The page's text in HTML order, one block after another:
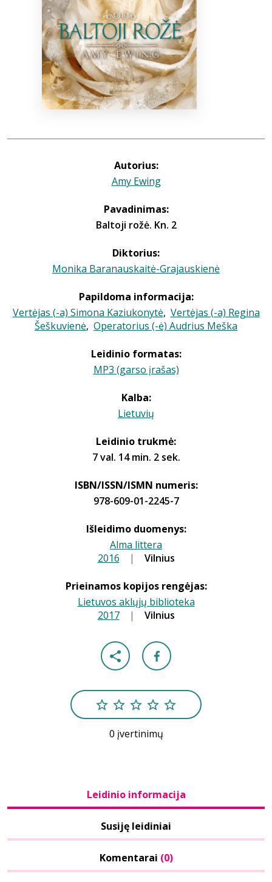
info@elvislab.lt
Autorius:
Amy Ewing
Pavadinimas:
Baltoji rožė. Kn. 2
Diktorius:
Monika Baranauskaitė-Grajauskienė
Papildoma informacija:
Vertėjas (-a) Simona Kaziukonytė, Vertėjas (-a) Regina
Šeškuvienė, Operatorius (-ė) Audrius Meška
Leidinio formatas:
MP3 (garso įrašas)
Kalba:
Lietuvių
Leidinio trukmė:
7 val. 14 min. 2 sek.
ISBN/ISSN/ISMN numeris:
978-609-01-2245-7
Išleidimo duomenys:
Alma littera
2016 | Vilnius
Prieinamos kopijos rengėjas:
Lietuvos aklųjų biblioteka
2017 | Vilnius
0 įvertinimų
Leidinio informacija
Susiję leidiniai
Komentarai (0)